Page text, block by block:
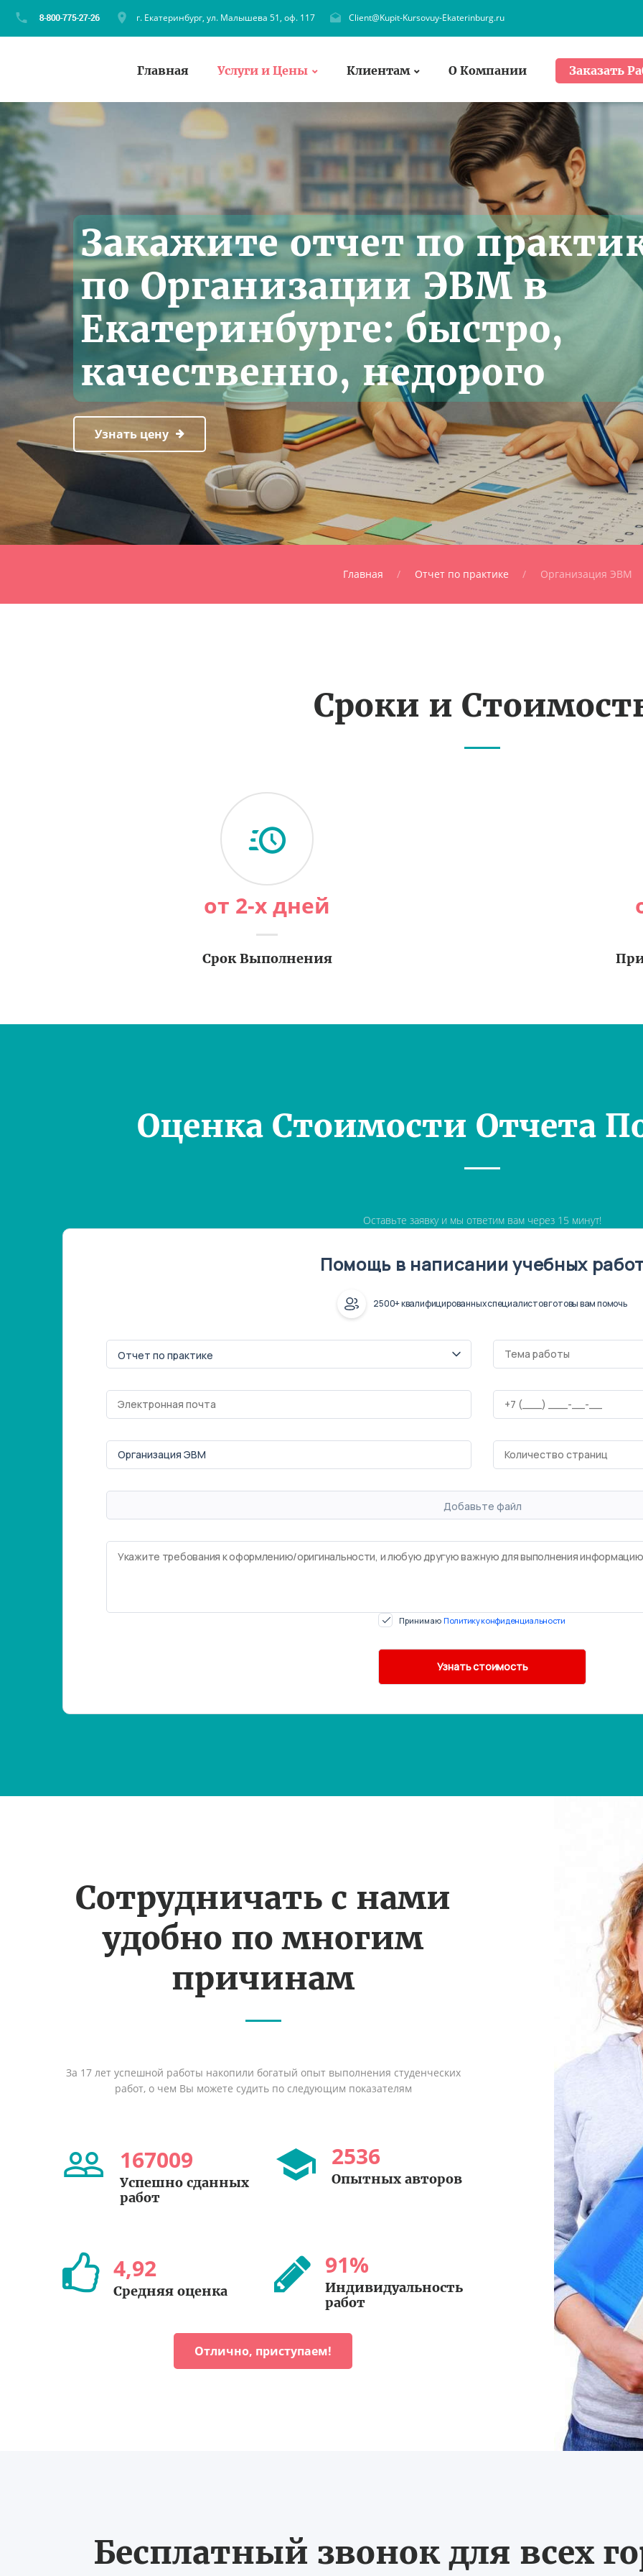
г. Екатеринбург, ул. Малышева 51, оф. 117 Client@Kupit-Kursovuy-Ekaterinburg.ru
Главная Услуги и Цены Клиентам О Компании Заказать
Закажите отчет по
по Организации ЭВМ в
Екатеринбурге: быстро,
качественно, недорого
Узнать цену
Главная Отчет по практике Организация ЭВМ
Сроки и
от 2-х дней
Срок Выполнения
Оценка Стоимости Отчета
Оставьте заявку и мы ответим вам через 15 минут!
Помощь в написании учебных
2500+ квалифицированных специалистов готовы вам помочь
Добавьте файл
Принимаю Политику конфиденциальности
Сотрудничать с нами
удобно по многим
причинам
За 17 лет успешной работы накопили богатый опыт выполнения студенческих
работ, о чем Вы можете судить по следующим показателям
167009
Успешно сданных
работ
2536
Опытных авторов
4,92
Средняя оценка
91%
Индивидуальность
работ
Отлично, приступаем!
Бесплатный звонок для всех